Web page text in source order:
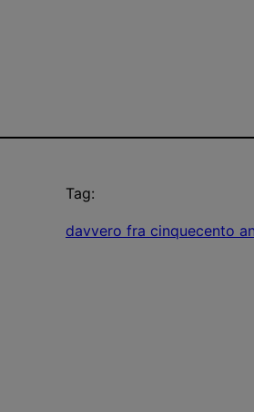
Tag:
davvero fra cinquecento